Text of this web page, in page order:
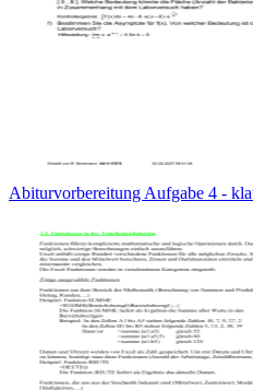
Abiturvorbereitung Aufgabe 4 -